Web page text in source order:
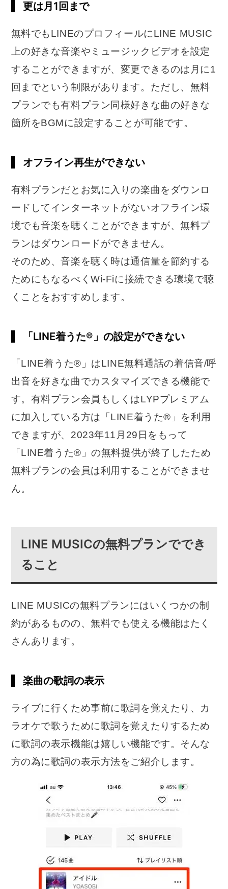
更は月1回まで
無料でもLINEのプロフィールにLINE MUSIC
上の好きな音楽やミュージックビデオを設定
することができますが、変更できるのは月に1
回までという制限があります。ただし、無料
プランでも有料プラン同様好きな曲の好きな
箇所をBGMに設定することが可能です。
オフライン再生ができない
有料プランだとお気に入りの楽曲をダウンロ
ードしてインターネットがないオフライン環
境でも音楽を聴くことができますが、無料プ
ランはダウンロードができません。
そのため、音楽を聴く時は通信量を節約する
ためにもなるべくWi-Fiに接続できる環境で聴
くことをおすすめします。
「LINE着うた®」の設定ができない
「LINE着うた®」はLINE無料通話の着信音/呼
出音を好きな曲でカスタマイズできる機能で
す。有料プラン会員もしくはLYPプレミアム
に加入している方は「LINE着うた®」を利用
できますが、2023年11月29日をもって
「LINE着うた®」の無料提供が終了したため
無料プランの会員は利用することができませ
ん。
LINE MUSICの無料プランででき
ること
LINE MUSICの無料プランにはいくつかの制
約があるものの、無料でも使える機能はたく
さんあります。
楽曲の歌詞の表示
ライブに行くため事前に歌詞を覚えたり、カ
ラオケで歌うために歌詞を覚えたりするため
に歌詞の表示機能は嬉しい機能です。そんな
方の為に歌詞の表示方法をご紹介します。